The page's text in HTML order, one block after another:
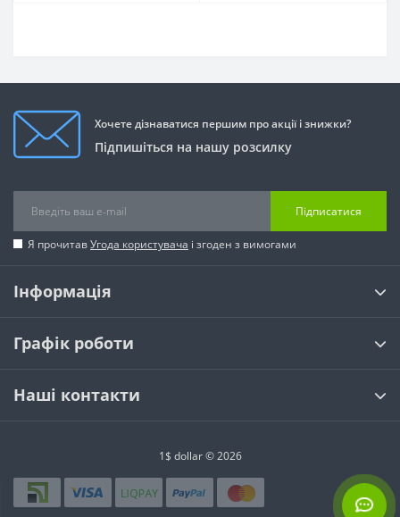
Хочете дізнаватися першим про акції і знижки?
Підпишіться на нашу розсилку
Підписатися
Я прочитавУгода користувача і згоден з вимогами
Інформація
Графік роботи
Наші контакти
1$ dollar © 2026